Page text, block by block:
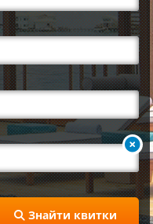
Знайти квитки